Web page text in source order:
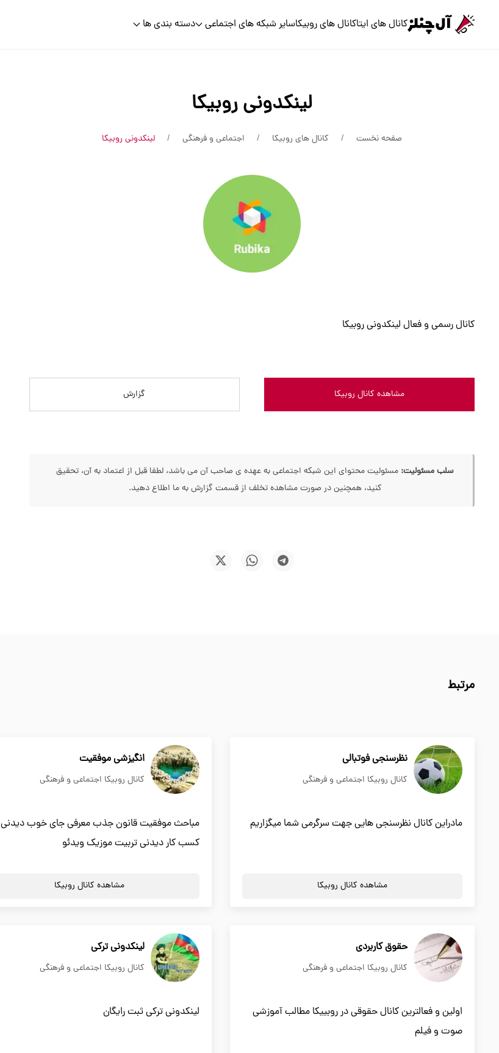
کانال های ایتاکانال های روبیکاسایر شبکه های اجتماعی دسته بندی ها
لینکدونی روبیکا
صفحه نخست کانال های روبیکا اجتماعی و فرهنگی لینکدونی روبیکا
کانال رسمی و فعال لینکدونی روبیکا
مشاهده کانال روبیکا گزارش
سلب مسئولیت: مسئولیت محتوای این شبکه اجتماعی به عهده ی صاحب آن می باشد، لطفا قبل از اعتماد به آن، تحقیق
کنید، همچنین در صورت مشاهده تخلف از قسمت گزارش به ما اطلاع دهید.
مرتبط
نظرسنجی فوتبالی
کانال روبیکا اجتماعی و فرهنگی
مادراین کانال نظرسنجی هایی جهت سرگرمی شما میگزاریم
مشاهده کانال روبیکا
انگیزشی موفقیت
کانال روبیکا اجتماعی و فرهنگی
مباحث موفقیت قانون جذب معرفی جای خوب دیدنی
کسب کار دیدنی تربیت موزیک ویدئو
مشاهده کانال روبیکا
حقوق کاربردی
کانال روبیکا اجتماعی و فرهنگی
اولین و فعالترین کانال حقوقی در روبییکا مطالب آموزشی
صوت و فیلم
لینکدونی ترکی
کانال روبیکا اجتماعی و فرهنگی
لینکدونی ترکی ثبت رایگان